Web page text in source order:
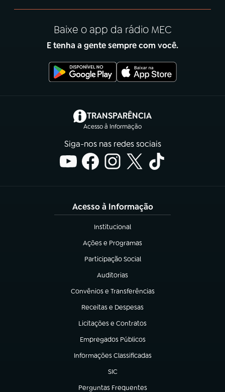
Baixe o app da rádio MEC
E tenha a gente sempre com você.
TRANSPARÊNCIA
Acesso à Informação
(abre em nova aba)
Siga-nos nas redes sociais
Acesso à Informação
Institucional
(abre em nova aba)
Ações e Programas
(abre em nova aba)
Participação Social
(abre em nova aba)
Auditorias
(abre em nova aba)
Convênios e Transferências
(abre em nova aba)
Receitas e Despesas
(abre em nova aba)
Licitações e Contratos
(abre em nova aba)
Empregados Públicos
(abre em nova aba)
Informações Classificadas
(abre em nova aba)
SIC
(abre em nova aba)
Perguntas Frequentes